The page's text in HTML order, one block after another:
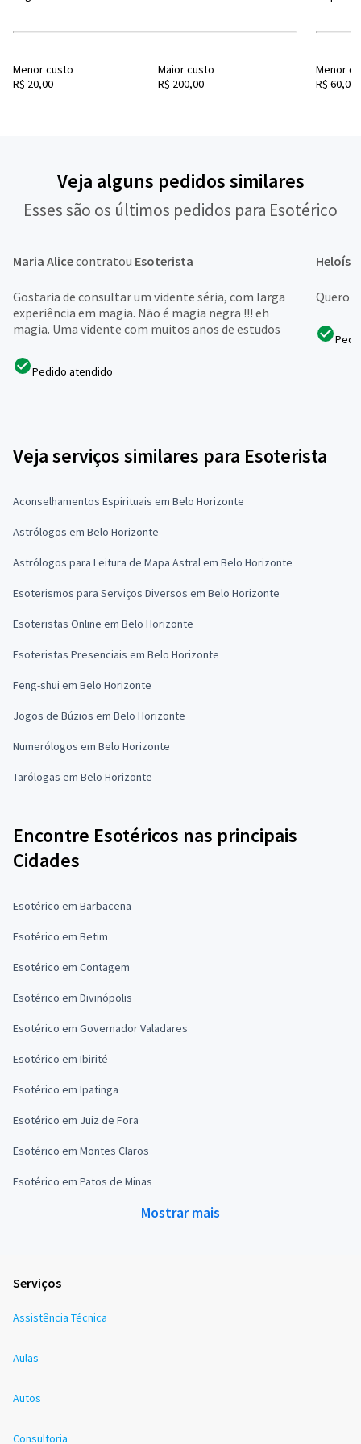
Menor custo
R$ 20,00
Maior custo
R$ 200,00
Menor
R$ 60,00
Veja alguns pedidos similares
Esses são os últimos pedidos para Esotérico
Maria Alicecontratou Esoterista
Gostaria de consultar um vidente séria, com larga
experiência em magia. Não é magia negra !!! eh
magia. Uma vidente com muitos anos de estudos
Pedido atendido
Heloísa
Quero
Veja serviços similares para Esoterista
Aconselhamentos Espirituais em Belo Horizonte
Astrólogos em Belo Horizonte
Astrólogos para Leitura de Mapa Astral em Belo Horizonte
Esoterismos para Serviços Diversos em Belo Horizonte
Esoteristas Online em Belo Horizonte
Esoteristas Presenciais em Belo Horizonte
Feng-shui em Belo Horizonte
Jogos de Búzios em Belo Horizonte
Numerólogos em Belo Horizonte
Tarólogas em Belo Horizonte
Encontre Esotéricos nas principais
Cidades
Esotérico em Barbacena
Esotérico em Betim
Esotérico em Contagem
Esotérico em Divinópolis
Esotérico em Governador Valadares
Esotérico em Ibirité
Esotérico em Ipatinga
Esotérico em Juiz de Fora
Esotérico em Montes Claros
Esotérico em Patos de Minas
Mostrar mais
Serviços
Assistência Técnica
Aulas
Autos
Consultoria